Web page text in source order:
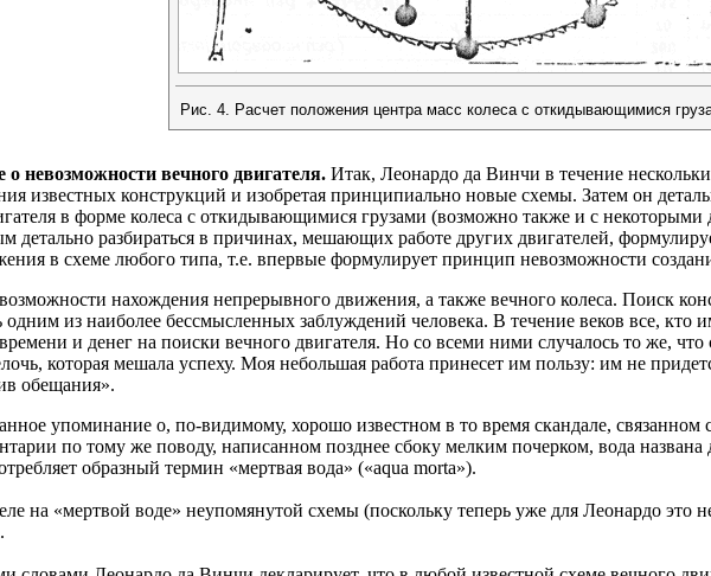
Рис. 4. Расчет положения центра масс колеса с откидывающимися
невозможности вечного двигателя. Итак, Леонардо да Винчи в течение
известных конструкций и изобретая принципиально новые схемы. Затем он
в форме колеса с откидывающимися грузами (возможно также и с
детально разбираться в причинах, мешающих работе других двигателей,
в схеме любого типа, т.е. впервые формулирует принцип невозможности
нахождения непрерывного движения, а также вечного колеса. Поиск
из наиболее бессмысленных заблуждений человека. В течение веков все,
и денег на поиски вечного двигателя. Но со всеми ними случалось то же, что
которая мешала успеху. Моя небольшая работа принесет им пользу: им не
обещания».
упоминание о, по-видимому, хорошо известном в то время скандале,
по тому же поводу, написанном позднее сбоку мелким почерком, вода
образный термин «мертвая вода» («aqua morta»).
на «мертвой воде» неупомянутой схемы (поскольку теперь уже для Леонардо это